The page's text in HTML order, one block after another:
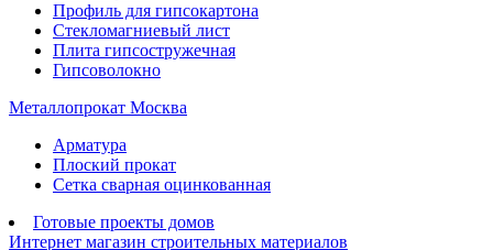
Профиль для гипсокартона
Стекломагниевый лист
Плита гипсостружечная
Гипсоволокно
Металлопрокат Москва
Арматура
Плоский прокат
Сетка сварная оцинкованная
Готовые проекты домов
Интернет магазин строительных материалов